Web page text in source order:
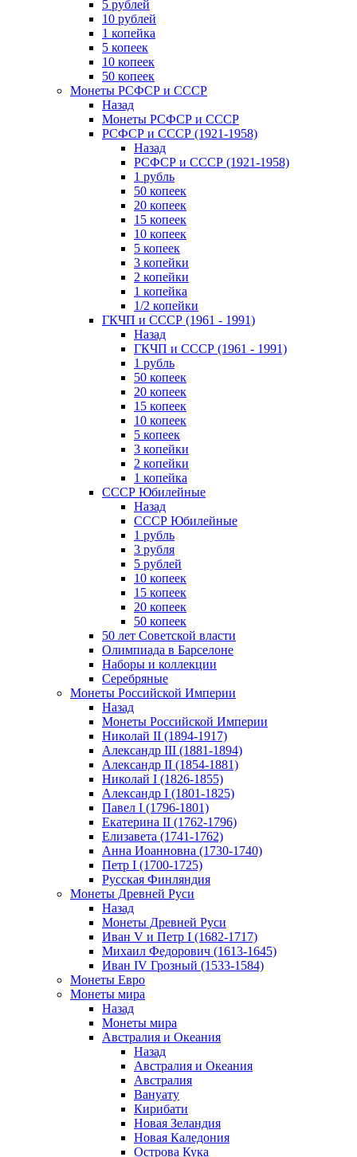
5 рублей
10 рублей
1 копейка
5 копеек
10 копеек
50 копеек
Монеты РСФСР и СССР
Назад
Монеты РСФСР и СССР
РСФСР и СССР (1921-1958)
Назад
РСФСР и СССР (1921-1958)
1 рубль
50 копеек
20 копеек
15 копеек
10 копеек
5 копеек
3 копейки
2 копейки
1 копейка
1/2 копейки
ГКЧП и СССР (1961 - 1991)
Назад
ГКЧП и СССР (1961 - 1991)
1 рубль
50 копеек
20 копеек
15 копеек
10 копеек
5 копеек
3 копейки
2 копейки
1 копейка
СССР Юбилейные
Назад
СССР Юбилейные
1 рубль
3 рубля
5 рублей
10 копеек
15 копеек
20 копеек
50 копеек
50 лет Советской власти
Олимпиада в Барселоне
Наборы и коллекции
Серебряные
Монеты Российской Империи
Назад
Монеты Российской Империи
Николай II (1894-1917)
Александр III (1881-1894)
Александр II (1854-1881)
Николай I (1826-1855)
Александр I (1801-1825)
Павел I (1796-1801)
Екатерина II (1762-1796)
Елизавета (1741-1762)
Анна Иоанновна (1730-1740)
Петр I (1700-1725)
Русская Финляндия
Монеты Древней Руси
Назад
Монеты Древней Руси
Иван V и Петр I (1682-1717)
Михаил Федорович (1613-1645)
Иван IV Грозный (1533-1584)
Монеты Евро
Монеты мира
Назад
Монеты мира
Австралия и Океания
Назад
Австралия и Океания
Австралия
Вануату
Кирибати
Новая Зеландия
Новая Каледония
Острова Кука